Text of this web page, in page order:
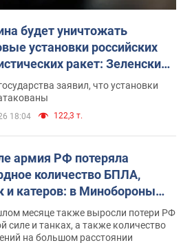
будет уничтожать
установки российских
ракет: Зеленский
заседание СНБО
заявил, что установки
18:04 122,3 т.
армия РФ потеряла
количество БПЛА,
и катеров: в Минобороны
статистику
месяце также выросли потери РФ
силе и танках, а также количество
на большом расстоянии